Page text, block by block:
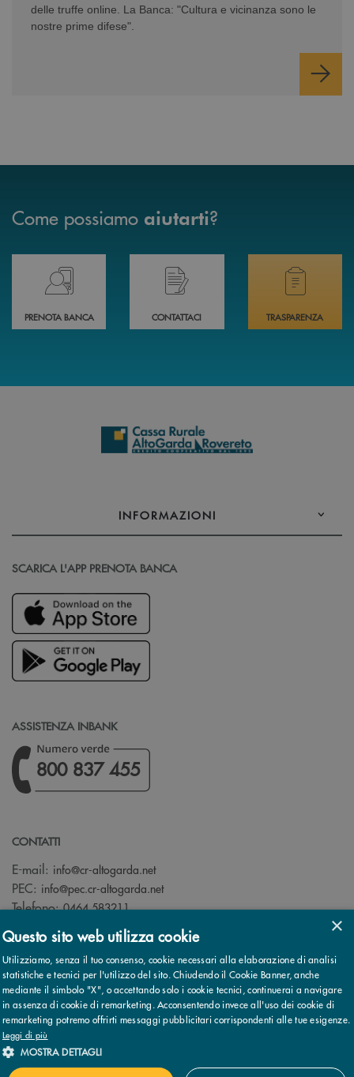
delle truffe online. La Banca: "Cultura e vicinanza sono le
nostre prime difese".
Come possiamo aiutarti?
Prenota il tuo appuntamento in Filiale direttamente da casa 24h su 24h
PRENOTA BANCA
Hai bisogno di assistenza immediata?
CONTATTACI
Hai bisogno di
TRASPARENZA
INFORMAZIONI
SCARICA L'APP PRENOTA BANCA
ASSISTENZA INBANK
800 837 455
CONTATTI
E-mail: info@cr-altogarda.net(si apre l’app di posta elettronica)
PEC: info@pec.cr-altogarda.net(si apre l’app di posta elettronica)
Telefono:0464 583211
© 2026 Cassa Rurale AltoGarda - Rovereto - Banca di Credito
Cooperativo - Società Cooperativa - Società partecipante al Gruppo
IVA Cassa Centrale Banca · P.Iva 02529020220Note legali
×
Questo sito web utilizza cookie
Utilizziamo, senza il tuo consenso, cookie necessari alla elaborazione di analisi
statistiche e tecnici per l'utilizzo del sito. Chiudendo il Cookie Banner, anche
mediante il simbolo "X", o accettando solo i cookie tecnici, continuerai a navigare
in assenza di cookie di remarketing. Acconsentendo invece all'uso dei cookie di
remarketing potremo offrirti messaggi pubblicitari corrispondenti alle tue esigenze.
Leggi di più
MOSTRA DETTAGLI